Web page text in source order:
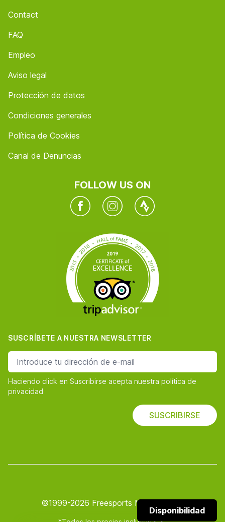
Disponibilidad
Contact
FAQ
Empleo
Aviso legal
Protección de datos
Condiciones generales
Política de Cookies
Canal de Denuncias
FOLLOW US ON
FacebookInstagramTwitter
SUSCRÍBETE A NUESTRA NEWSLETTER
dirección de correo
Haciendo click en Suscribirse acepta nuestra política de
privacidad
SUSCRIBIRSE
©1999-2026 Freesports Marketing SL